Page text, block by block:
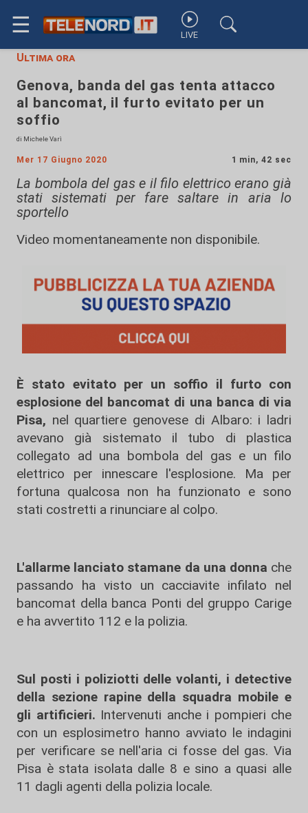
☰ LIVE
Ultima ora
Genova, banda del gas tenta attacco
al bancomat, il furto evitato per un
soffio
di Michele Varì
Mer 17 Giugno 2020 1 min, 42 sec
La bombola del gas e il filo elettrico erano già
stati sistemati per fare saltare in aria lo
sportello
Video momentaneamente non disponibile.
È stato evitato per un soffio il furto con
esplosione del bancomat di una banca di via
Pisa, nel quartiere genovese di Albaro: i ladri
avevano già sistemato il tubo di plastica
collegato ad una bombola del gas e un filo
elettrico per innescare l'esplosione. Ma per
fortuna qualcosa non ha funzionato e sono
stati costretti a rinunciare al colpo.
L'allarme lanciato stamane da una donna che
passando ha visto un cacciavite infilato nel
bancomat della banca Ponti del gruppo Carige
e ha avvertito 112 e la polizia.
Sul posti i poliziotti delle volanti, i detective
della sezione rapine della squadra mobile e
gli artificieri. Intervenuti anche i pompieri che
con un esplosimetro hanno avviato le indagini
per verificare se nell'aria ci fosse del gas. Via
Pisa è stata isolata dalle 8 e sino a quasi alle
11 dagli agenti della polizia locale.